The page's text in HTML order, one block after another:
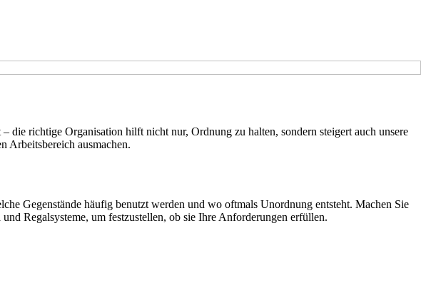
die richtige Organisation hilft nicht nur, Ordnung zu halten, sondern steigert auch unsere
Arbeitsbereich ausmachen.
Gegenstände häufig benutzt werden und wo oftmals Unordnung entsteht. Machen Sie
Regalsysteme, um festzustellen, ob sie Ihre Anforderungen erfüllen.